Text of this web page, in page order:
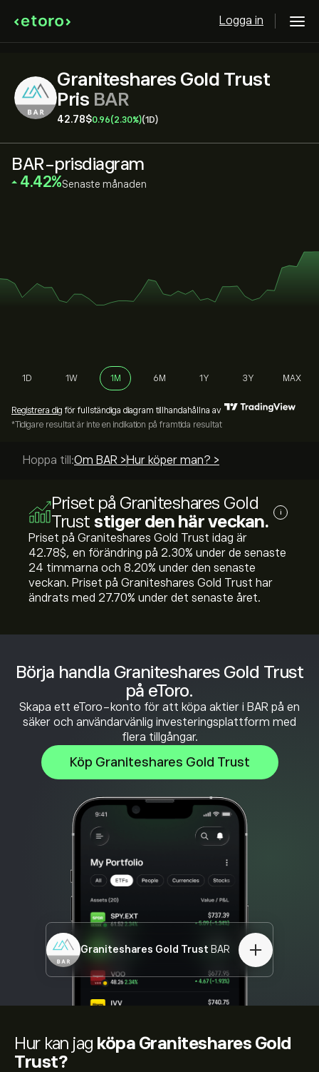
Logga in
Graniteshares Gold Trust
Pris BAR
42.78‎$‎0.96(2.30%)(1D)
Börja handla Graniteshares Gold Trust
på eToro.
Skapa ett eToro-konto för att köpa aktier i BAR på en
säker och användarvänlig investeringsplattform med
flera tillgångar.
Köp Graniteshares Gold Trust
Graniteshares Gold Trust BAR
BAR-prisdiagram
‎4.42‎ Senaste månaden
1D 1W 1M 6M 1Y 3Y MAX
Registrera dig för fullständiga diagram tillhandahållna av
*Tidigare resultat är inte en indikation på framtida resultat
Hoppa till:Om BAR > Hur köper man? >
Priset på Graniteshares Gold
Trust stiger den här veckan. i
Priset på Graniteshares Gold Trust idag är
42.78‎$‎, en förändring på ‎2.30‎% under de senaste
24 timmarna och ‎8.20‎% under den senaste
veckan. Priset på Graniteshares Gold Trust har
ändrats med ‎27.70‎% under det senaste året.
Hur kan jag köpa Graniteshares Gold
Trust?